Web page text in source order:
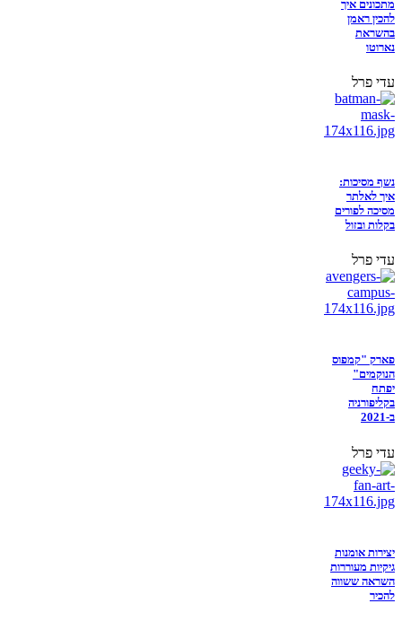
מתכונים איך
להכין ראמן
בהשראת
נארוטו
עדי פרל
נשף מסיכות:
איך לאלתר
מסיכה לפורים
בקלות ובזול
עדי פרל
פארק "קמפוס
הנוקמים"
יפתח
בקליפורניה
ב-2021
עדי פרל
יצירות אומנות
גיקיות מעוררות
השראה ששווה
להכיר